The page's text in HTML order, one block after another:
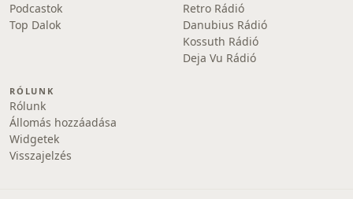
Podcastok
Top Dalok
Retro Rádió
Danubius Rádió
Kossuth Rádió
Deja Vu Rádió
RÓLUNK
Rólunk
Állomás hozzáadása
Widgetek
Visszajelzés